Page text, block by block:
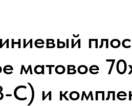
матовое
С) и